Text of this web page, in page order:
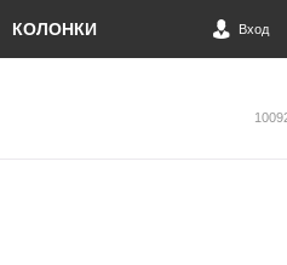
КОЛОНКИ Вход